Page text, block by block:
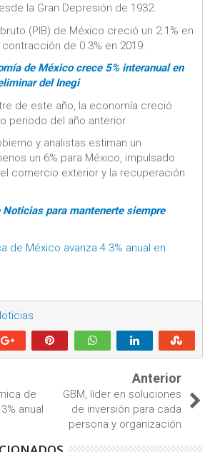
la Gran Depresión de 1932.
(PIB) de México creció un 2.1% en
de 0.3% en 2019.
de México crece 5% interanual en
del Inegi
de este año, la economía creció
periodo del año anterior.
y analistas estiman un
un 6% para México, impulsado
comercio exterior y la recuperación
Noticias para mantenerte siempre
de México avanza 4.3% anual en
de
anual
Anterior
GBM, líder en soluciones
de inversión para cada
persona y organización